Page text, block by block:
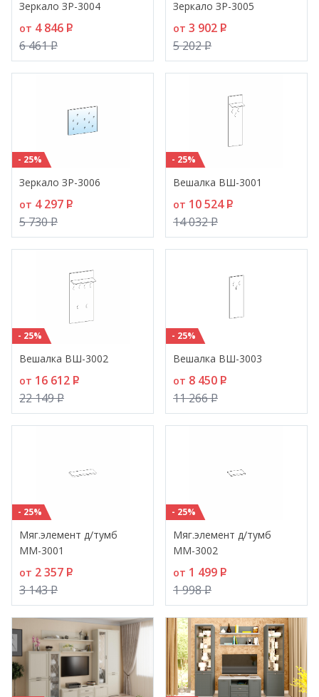
Зеркало ЗР-3004
от 4 846 P
6 461P
Зеркало ЗР-3005
от 3 902 P
5 202P
- 25%
Зеркало ЗР-3006
от 4 297 P
5 730P
- 25%
Вешалка ВШ-3001
от 10 524P
14 032P
- 25%
Вешалка ВШ-3002
от 16 612 P
22 149P
- 25%
Вешалка ВШ-3003
от 8 450 P
11 266P
- 25%
Мяг.элемент д/тумб
ММ-3001
от 2 357 P
3 143P
- 25%
Мяг.элемент д/тумб
ММ-3002
от 1 499 P
1 998P